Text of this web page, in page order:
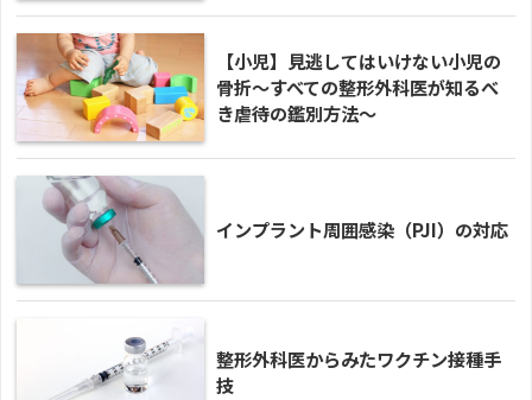
【小児】見逃してはいけない小児の
骨折〜すべての整形外科医が知るべ
き虐待の鑑別方法〜
インプラント周囲感染（PJI）の対応
整形外科医からみたワクチン接種手
技